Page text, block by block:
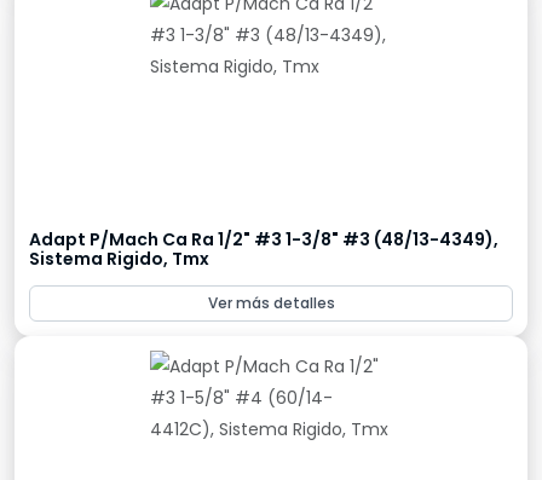
Adapt P/Mach Ca Ra 1/2" #3 1-3/8" #3 (48/13-4349),
Sistema Rigido, Tmx
Ver más detalles